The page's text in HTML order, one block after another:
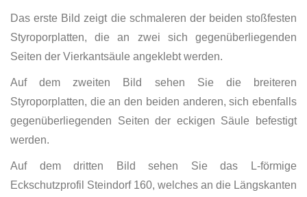
Das erste Bild zeigt die schmaleren der beiden stoßfesten
Styroporplatten, die an zwei sich gegenüberliegenden
Seiten der Vierkantsäule angeklebt werden.
Auf dem zweiten Bild sehen Sie die breiteren
Styroporplatten, die an den beiden anderen, sich ebenfalls
gegenüberliegenden Seiten der eckigen Säule befestigt
werden.
Auf dem dritten Bild sehen Sie das L-förmige
Eckschutzprofil Steindorf 160, welches an die Längskanten